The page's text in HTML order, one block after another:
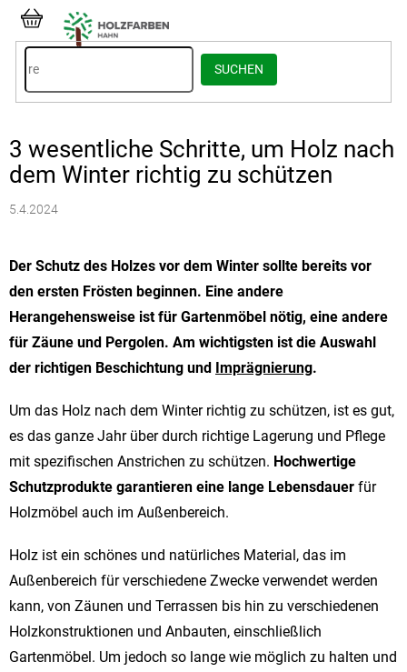
Inhalt
springen
SUCHEN
WARENKORB
3 wesentliche Schritte, um Holz nach
dem Winter richtig zu schützen
5.4.2024
Der Schutz des Holzes vor dem Winter sollte bereits vor
den ersten Frösten beginnen. Eine andere
Herangehensweise ist für Gartenmöbel nötig, eine andere
für Zäune und Pergolen. Am wichtigsten ist die Auswahl
der richtigen Beschichtung und Imprägnierung.
Um das Holz nach dem Winter richtig zu schützen, ist es gut,
es das ganze Jahr über durch richtige Lagerung und Pflege
mit spezifischen Anstrichen zu schützen. Hochwertige
Schutzprodukte garantieren eine lange Lebensdauer für
Holzmöbel auch im Außenbereich.
Holz ist ein schönes und natürliches Material, das im
Außenbereich für verschiedene Zwecke verwendet werden
kann, von Zäunen und Terrassen bis hin zu verschiedenen
Holzkonstruktionen und Anbauten, einschließlich
Gartenmöbel. Um jedoch so lange wie möglich zu halten und